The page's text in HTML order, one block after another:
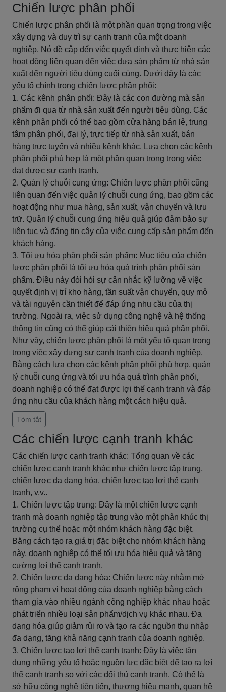
Chiến lược phân phối
Chiến lược phân phối là một phần quan trọng trong việc
xây dựng và duy trì sự cạnh tranh của một doanh
nghiệp. Nó đề cập đến việc quyết định và thực hiện các
hoạt động liên quan đến việc đưa sản phẩm từ nhà sản
xuất đến người tiêu dùng cuối cùng. Dưới đây là các
yếu tố chính trong chiến lược phân phối:
1. Các kênh phân phối: Đây là các con đường mà sản
phẩm đi qua từ nhà sản xuất đến người tiêu dùng. Các
kênh phân phối có thể bao gồm cửa hàng bán lẻ, trung
tâm phân phối, đại lý, trực tiếp từ nhà sản xuất, bán
hàng trực tuyến và nhiều kênh khác. Lựa chọn các kênh
phân phối phù hợp là một phần quan trọng trong việc
đạt được sự cạnh tranh.
2. Quản lý chuỗi cung ứng: Chiến lược phân phối cũng
liên quan đến việc quản lý chuỗi cung ứng, bao gồm các
hoạt động như mua hàng, sản xuất, vận chuyển và lưu
trữ. Quản lý chuỗi cung ứng hiệu quả giúp đảm bảo sự
liên tục và đáng tin cậy của việc cung cấp sản phẩm đến
khách hàng.
3. Tối ưu hóa phân phối sản phẩm: Mục tiêu của chiến
lược phân phối là tối ưu hóa quá trình phân phối sản
phẩm. Điều này đòi hỏi sự cân nhắc kỹ lưỡng về việc
quyết định vị trí kho hàng, tần suất vận chuyển, quy mô
và tài nguyên cần thiết để đáp ứng nhu cầu của thị
trường. Ngoài ra, việc sử dụng công nghệ và hệ thống
thông tin cũng có thể giúp cải thiện hiệu quả phân phối.
Như vậy, chiến lược phân phối là một yếu tố quan trọng
trong việc xây dựng sự cạnh tranh của doanh nghiệp.
Bằng cách lựa chọn các kênh phân phối phù hợp, quản
lý chuỗi cung ứng và tối ưu hóa quá trình phân phối,
doanh nghiệp có thể đạt được lợi thế cạnh tranh và đáp
ứng nhu cầu của khách hàng một cách hiệu quả.
Tóm tắt
Các chiến lược cạnh tranh khác
Các chiến lược cạnh tranh khác: Tổng quan về các
chiến lược cạnh tranh khác như chiến lược tập trung,
chiến lược đa dạng hóa, chiến lược tạo lợi thế cạnh
tranh, v.v..
1. Chiến lược tập trung: Đây là một chiến lược cạnh
tranh mà doanh nghiệp tập trung vào một phân khúc thị
trường cụ thể hoặc một nhóm khách hàng đặc biệt.
Bằng cách tạo ra giá trị đặc biệt cho nhóm khách hàng
này, doanh nghiệp có thể tối ưu hóa hiệu quả và tăng
cường lợi thế cạnh tranh.
2. Chiến lược đa dạng hóa: Chiến lược này nhằm mở
rộng phạm vi hoạt động của doanh nghiệp bằng cách
tham gia vào nhiều ngành công nghiệp khác nhau hoặc
phát triển nhiều loại sản phẩm/dịch vụ khác nhau. Đa
dạng hóa giúp giảm rủi ro và tạo ra các nguồn thu nhập
đa dạng, tăng khả năng cạnh tranh của doanh nghiệp.
3. Chiến lược tạo lợi thế cạnh tranh: Đây là việc tận
dụng những yếu tố hoặc nguồn lực đặc biệt để tạo ra lợi
thế cạnh tranh so với các đối thủ cạnh tranh. Có thể là
sở hữu công nghệ tiên tiến, thương hiệu mạnh, quan hệ